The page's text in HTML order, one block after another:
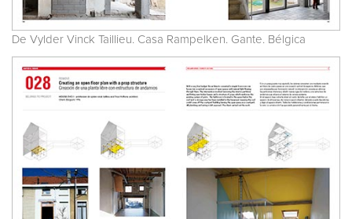
De Vylder Vinck Taillieu. Casa Rampelken. Gante. Bélgica